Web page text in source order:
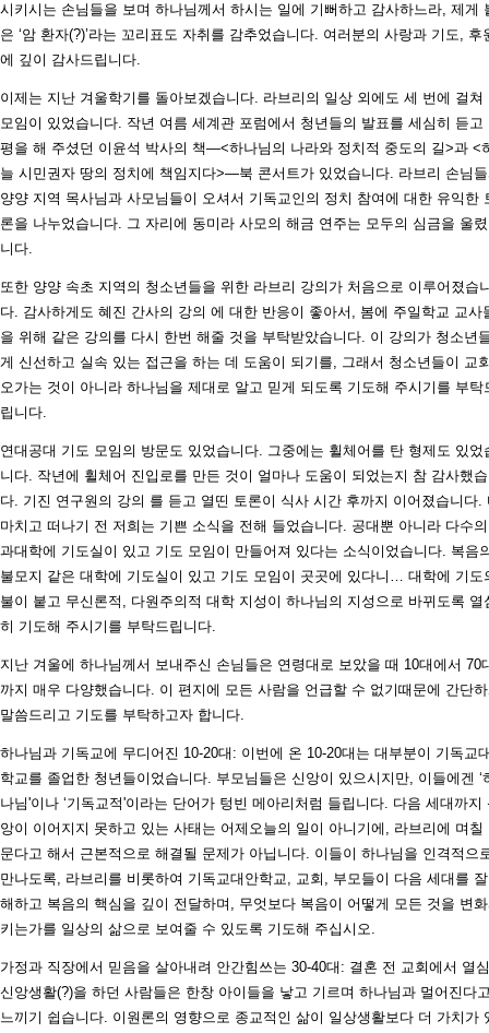
시키시는 손님들을 보며 하나님께서 하시는 일에 기뻐하고 감사하느라, 제게
은 ‘암 환자(?)’라는 꼬리표도 자취를 감추었습니다. 여러분의 사랑과 기도, 후
에 깊이 감사드립니다.
이제는 지난 겨울학기를 돌아보겠습니다. 라브리의 일상 외에도 세 번에 걸쳐
모임이 있었습니다. 작년 여름 세계관 포럼에서 청년들의 발표를 세심히 듣고
평을 해 주셨던 이윤석 박사의 책—<하나님의 나라와 정치적 중도의 길>과 <
늘 시민권자 땅의 정치에 책임지다>—북 콘서트가 있었습니다. 라브리 손님
양양 지역 목사님과 사모님들이 오셔서 기독교인의 정치 참여에 대한 유익한
론을 나누었습니다. 그 자리에 동미라 사모의 해금 연주는 모두의 심금을 울
니다.
또한 양양 속초 지역의 청소년들을 위한 라브리 강의가 처음으로 이루어졌습
다. 감사하게도 혜진 간사의 강의 에 대한 반응이 좋아서, 봄에 주일학교 교사
을 위해 같은 강의를 다시 한번 해줄 것을 부탁받았습니다. 이 강의가 청소년
게 신선하고 실속 있는 접근을 하는 데 도움이 되기를, 그래서 청소년들이 교
오가는 것이 아니라 하나님을 제대로 알고 믿게 되도록 기도해 주시기를 부탁
립니다.
연대공대 기도 모임의 방문도 있었습니다. 그중에는 휠체어를 탄 형제도 있었
니다. 작년에 휠체어 진입로를 만든 것이 얼마나 도움이 되었는지 참 감사했
다. 기진 연구원의 강의 를 듣고 열띤 토론이 식사 시간 후까지 이어졌습니다.
마치고 떠나기 전 저희는 기쁜 소식을 전해 들었습니다. 공대뿐 아니라 다수
과대학에 기도실이 있고 기도 모임이 만들어져 있다는 소식이었습니다. 복음
불모지 같은 대학에 기도실이 있고 기도 모임이 곳곳에 있다니… 대학에 기도
불이 붙고 무신론적, 다원주의적 대학 지성이 하나님의 지성으로 바뀌도록 열
히 기도해 주시기를 부탁드립니다.
지난 겨울에 하나님께서 보내주신 손님들은 연령대로 보았을 때 10대에서 70
까지 매우 다양했습니다. 이 편지에 모든 사람을 언급할 수 없기때문에 간단
말씀드리고 기도를 부탁하고자 합니다.
하나님과 기독교에 무디어진 10-20대: 이번에 온 10-20대는 대부분이 기독교
학교를 졸업한 청년들이었습니다. 부모님들은 신앙이 있으시지만, 이들에겐 ‘
나님'이나 ‘기독교적'이라는 단어가 텅빈 메아리처럼 들립니다. 다음 세대까지
앙이 이어지지 못하고 있는 사태는 어제오늘의 일이 아니기에, 라브리에 며칠
문다고 해서 근본적으로 해결될 문제가 아닙니다. 이들이 하나님을 인격적으
만나도록, 라브리를 비롯하여 기독교대안학교, 교회, 부모들이 다음 세대를
해하고 복음의 핵심을 깊이 전달하며, 무엇보다 복음이 어떻게 모든 것을 변
키는가를 일상의 삶으로 보여줄 수 있도록 기도해 주십시오.
가정과 직장에서 믿음을 살아내려 안간힘쓰는 30-40대: 결혼 전 교회에서 열
신앙생활(?)을 하던 사람들은 한창 아이들을 낳고 기르며 하나님과 멀어진다
느끼기 쉽습니다. 이원론의 영향으로 종교적인 삶이 일상생활보다 더 가치가